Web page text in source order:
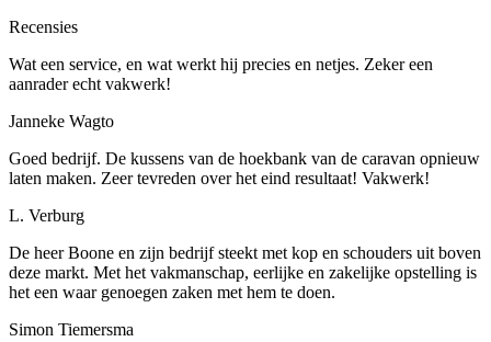
Recensies
Wat een service, en wat werkt hij precies en netjes. Zeker een
aanrader echt vakwerk!
Janneke Wagto
Goed bedrijf. De kussens van de hoekbank van de caravan opnieuw
laten maken. Zeer tevreden over het eind resultaat! Vakwerk!
L. Verburg
De heer Boone en zijn bedrijf steekt met kop en schouders uit boven
deze markt. Met het vakmanschap, eerlijke en zakelijke opstelling is
het een waar genoegen zaken met hem te doen.
Simon Tiemersma